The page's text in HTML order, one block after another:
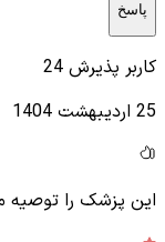
پاسخ
کاربر پذیرش 24
25 اردیبهشت 1404
این پزشک را توصیه